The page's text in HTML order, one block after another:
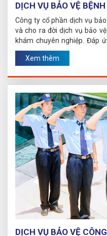
DỊCH VỤ BẢO VỆ
Công ty cổ phần dịch vụ
và cho ra đời dịch vụ bảo
khám chuyên nghiệp. Đáp
bệnh viện - phòng khám, cơ
Xem thêm
DỊCH VỤ BẢO VỆ